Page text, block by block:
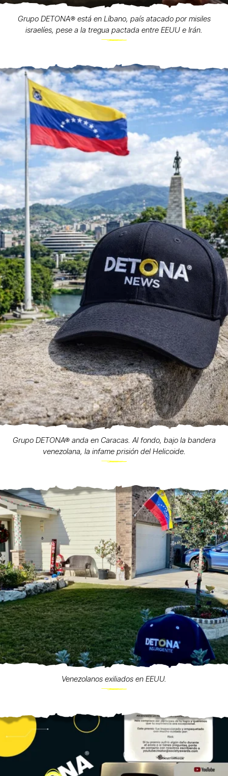
Grupo DETONA®️ está en Líbano, país atacado por misiles
israelíes, pese a la tregua pactada entre EEUU e Irán.
Grupo DETONA® anda en Caracas. Al fondo, bajo la bandera
venezolana, la infame prisión del Helicoide.
Venezolanos exiliados en EEUU.